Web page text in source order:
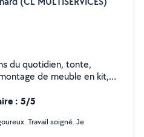
quotidien, tonte,
de meuble en kit,
: 5/5
soigné. Je